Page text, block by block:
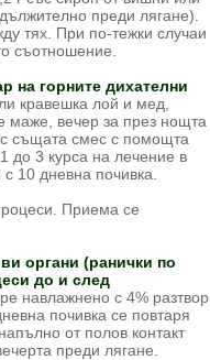
преди лягане).
тях. При по-тежки случаи
съотношение.
на горните дихателни
кравешка лой и мед,
маже, вечер за през нощта
същата смес с помощта
до 3 курса на лечение в
10 дневна почивка.
Приема се
органи (ранички по
до и след
навлажнено с 4% разтвор
почивка се повтаря
от полов контакт
преди лягане.